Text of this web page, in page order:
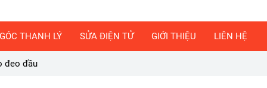
GÓC THANH LÝ SỬA ĐIỆN TỬ GIỚI THIỆU LIÊN HỆ
đeo đầu